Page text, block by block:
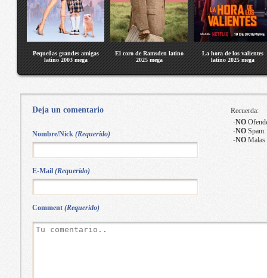
Pequeñas grandes amigas
latino 2003 mega
El coro de Ramsden latino
2025 mega
La hora de los valientes
latino 2025 mega
Deja un comentario
Comment (Requerido)
Recuerda:
-NO
-NOSpam.
-NOMalas
Nombre/Nick (Requerido)
E-Mail (Requerido)